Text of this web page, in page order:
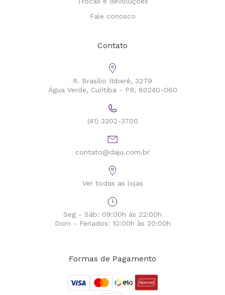
Fale conosco
Contato
R. Brasílio Itiberê, 3279
Água Verde, Curitiba - PR, 80240-060
(41) 3302-3700
contato@daju.com.br
Ver todas as lojas
Seg - Sáb: 09:00h às 22:00h
Dom - Feriados: 10:00h às 20:00h
Formas de Pagamento